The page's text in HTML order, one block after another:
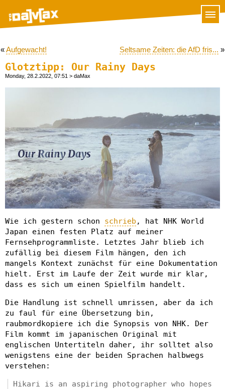
«Aufgewacht! Seltsame Zeiten: die AfD fris... »
Glotztipp: Our Rainy Days
Monday, 28.2.2022, 07:51 > daMax
Wie ich gestern schon schrieb , hat NHK World
Japan einen festen Platz auf meiner
Fernsehprogrammliste. Letztes Jahr blieb ich
zufällig bei diesem Film hängen, den ich
mangels Kontext zunächst für eine Dokumentation
hielt. Erst im Laufe der Zeit wurde mir klar,
dass es sich um einen Spielfilm handelt.
Die Handlung ist schnell umrissen, aber da ich
zu faul für eine Übersetzung bin,
raubmordkopiere ich die Synopsis von NHK. Der
Film kommt im japanischen Original mit
englischen Untertiteln daher, ihr solltet also
wenigstens eine der beiden Sprachen halbwegs
verstehen:
Hikari is an aspiring photographer who hopes